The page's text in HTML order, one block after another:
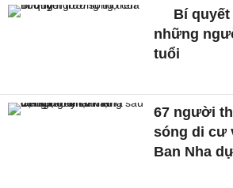
Bí
những
tuổi
67 người
sóng di cư
Ban Nha